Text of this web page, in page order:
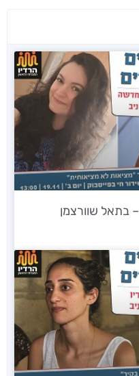
סופרים מספרים – תכנית 8 – בתאל שוורצמן